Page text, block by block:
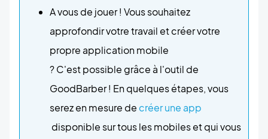
A vous de jouer ! Vous souhaitez
approfondir votre travail et créer votre
propre application mobile
? C'est possible grâce à l'outil de
GoodBarber ! En quelques étapes, vous
serez en mesure de créer une app
disponible sur tous les mobiles et qui vous